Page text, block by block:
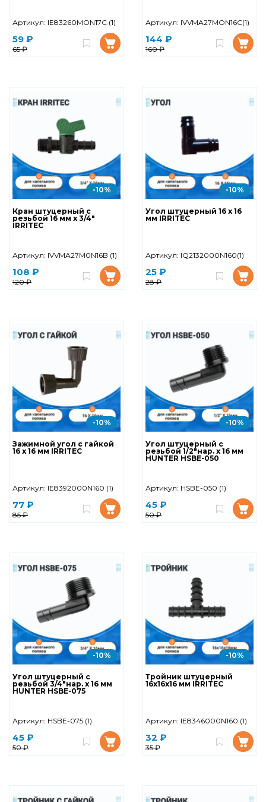
Артикул: IE83260MON17C (1)
59 ₽
65 ₽
Артикул: IVVMA27MON16C(1)
144 ₽
160 ₽
-10%
Кран штуцерный с
резьбой 16 мм х 3/4"
IRRITEC
Артикул: IVVMA27M0N16B (1)
108 ₽
120 ₽
-10%
Угол штуцерный 16 х 16
мм IRRITEC
Артикул: IQ2132000N160(1)
25 ₽
28 ₽
-10%
Зажимной угол с гайкой
16 х 16 мм IRRITEC
Артикул: IE8392000N160 (1)
77 ₽
85 ₽
-10%
Угол штуцерный с
резьбой 1/2"нар. х 16 мм
HUNTER HSBE-050
Артикул: HSBE-050 (1)
45 ₽
50 ₽
-10%
Угол штуцерный с
резьбой 3/4"нар. х 16 мм
HUNTER HSBE-075
Артикул: HSBE-075 (1)
45 ₽
50 ₽
-10%
Тройник штуцерный
16х16х16 мм IRRITEC
Артикул: IE8346000N160 (1)
32 ₽
35 ₽